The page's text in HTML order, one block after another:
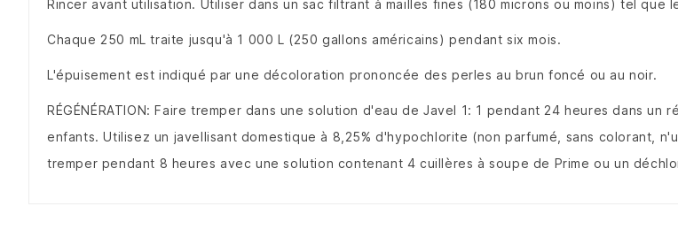
Rincer avant utilisation. Utiliser dans un sac filtrant à mailles fines (180 microns ou moins) tel que
Chaque 250 mL traite jusqu'à 1 000 L (250 gallons américains) pendant six mois.
L'épuisement est indiqué par une décoloration prononcée des perles au brun foncé ou au noir.
RÉGÉNÉRATION: Faire tremper dans une solution d'eau de Javel 1: 1 pendant 24 heures dans
enfants.Utilisez un javellisant domestique à 8,25% d'hypochlorite (non parfumé, sans colorant,
tremper pendant 8 heures avec une solution contenant 4 cuillères à soupe de Prime ou un